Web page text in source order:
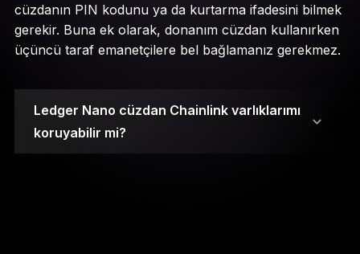
cüzdanın PIN kodunu ya da kurtarma ifadesini bilmek
gerekir. Buna ek olarak, donanım cüzdan kullanırken
üçüncü taraf emanetçilere bel bağlamanız gerekmez.
Ledger Nano cüzdan Chainlink varlıklarımı
koruyabilir mi?